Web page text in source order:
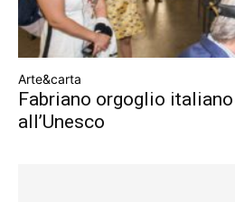
Arte&carta
Fabriano orgoglio
all’Unesco